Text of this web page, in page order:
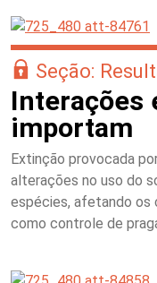
Seção:
Interações
importam
Extinção provocada
alterações no uso do
espécies, afetando os
como controle de